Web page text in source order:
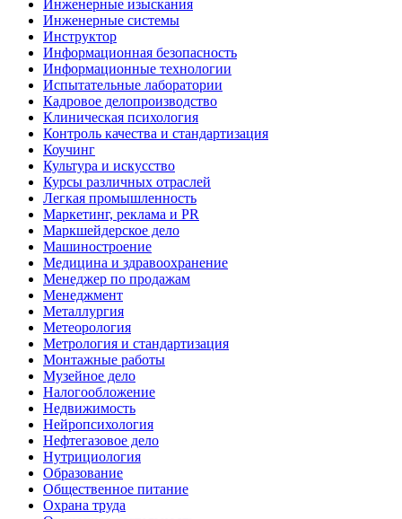
Инженерные изыскания
Инженерные системы
Инструктор
Информационная безопасность
Информационные технологии
Испытательные лаборатории
Кадровое делопроизводство
Клиническая психология
Контроль качества и стандартизация
Коучинг
Культура и искусство
Курсы различных отраслей
Легкая промышленность
Маркетинг, реклама и PR
Маркшейдерское дело
Машиностроение
Медицина и здравоохранение
Менеджер по продажам
Менеджмент
Металлургия
Метеорология
Метрология и стандартизация
Монтажные работы
Музейное дело
Налогообложение
Недвижимость
Нейропсихология
Нефтегазовое дело
Нутрициология
Образование
Общественное питание
Охрана труда